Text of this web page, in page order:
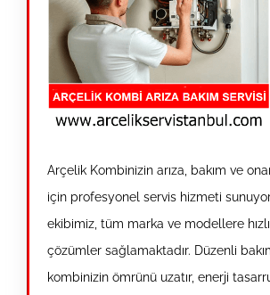
Arçelik Kombinizin arıza, bakım ve
için profesyonel servis hizmeti
ekibimiz, tüm marka ve modellere
çözümler sağlamaktadır. Düzenli
kombinizin ömrünü uzatır, enerji